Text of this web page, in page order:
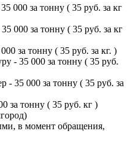
000 за тонну ( 35 руб. за кг
000 за тонну ( 35 руб. за кг
за тонну ( 35 руб. за кг. )
- 35 000 за тонну ( 35 руб.
- 35 000 за тонну ( 35 руб. за
за тонну ( 35 руб. кг )
в момент обращения,